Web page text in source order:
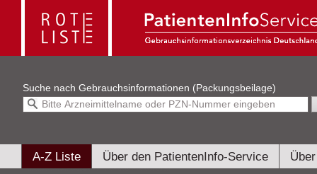
Suche nach Gebrauchsinformationen (Packungsbeilage)
A-Z Liste Über den PatientenInfo-Service